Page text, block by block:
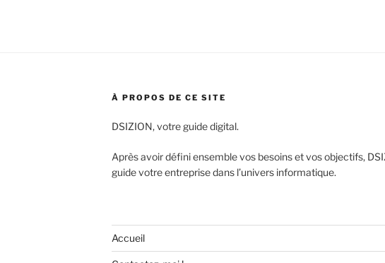
À PROPOS DE CE SITE
DSIZION, votre guide digital.
Après avoir défini ensemble vos besoins et vos objectifs,
guide votre entreprise dans l’univers informatique.
Accueil